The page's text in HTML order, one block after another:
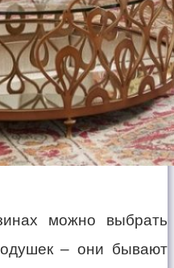
можно выбрать
– они бывают